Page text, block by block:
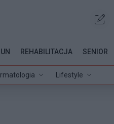
Lifestyle
REHABILITACJA SENIOR